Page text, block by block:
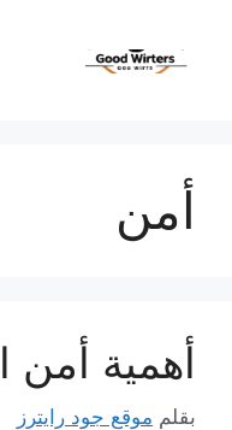
المحتوى
أمن
أهمية أمن
بقلم موقع جود رايترز